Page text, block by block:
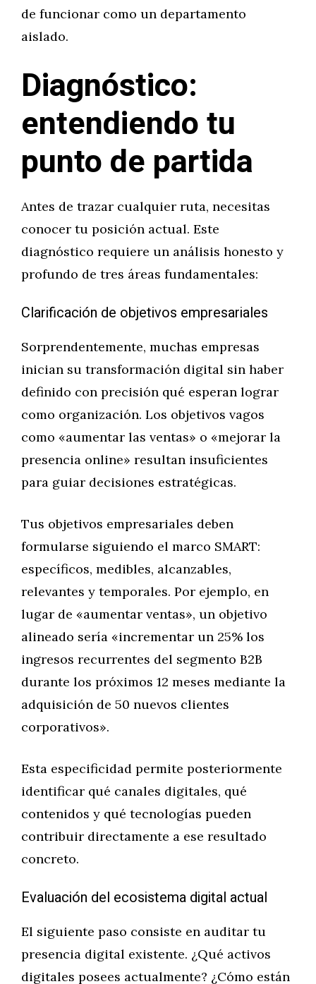
de funcionar como un departamento
aislado.
Diagnóstico:
entendiendo tu
punto de partida
Antes de trazar cualquier ruta, necesitas
conocer tu posición actual. Este
diagnóstico requiere un análisis honesto y
profundo de tres áreas fundamentales:
Clarificación de objetivos empresariales
Sorprendentemente, muchas empresas
inician su transformación digital sin haber
definido con precisión qué esperan lograr
como organización. Los objetivos vagos
como «aumentar las ventas» o «mejorar la
presencia online» resultan insuficientes
para guiar decisiones estratégicas.
Tus objetivos empresariales deben
formularse siguiendo el marco SMART:
específicos, medibles, alcanzables,
relevantes y temporales. Por ejemplo, en
lugar de «aumentar ventas», un objetivo
alineado sería «incrementar un 25% los
ingresos recurrentes del segmento B2B
durante los próximos 12 meses mediante la
adquisición de 50 nuevos clientes
corporativos».
Esta especificidad permite posteriormente
identificar qué canales digitales, qué
contenidos y qué tecnologías pueden
contribuir directamente a ese resultado
concreto.
Evaluación del ecosistema digital actual
El siguiente paso consiste en auditar tu
presencia digital existente. ¿Qué activos
digitales posees actualmente? ¿Cómo están